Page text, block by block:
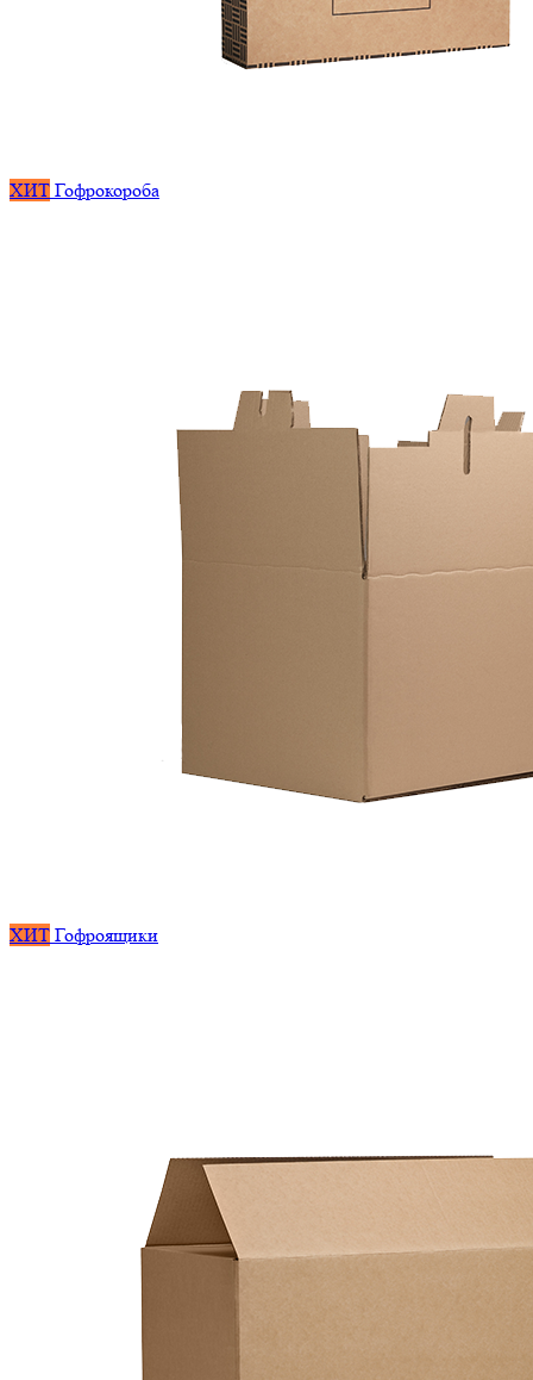
ХИТ Гофрокороба
ХИТ Гофроящики